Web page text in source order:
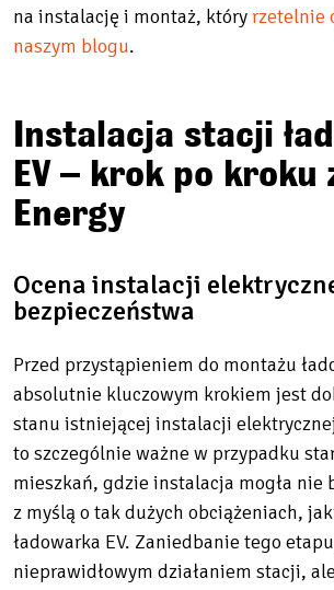
na instalację i montaż, który rzetelnie
naszym blogu.
Instalacja stacji
EV – krok po kroku
Energy
Ocena instalacji
bezpieczeństwa
Przed przystąpieniem do montażu
absolutnie kluczowym krokiem jest
stanu istniejącej instalacji
to szczególnie ważne w przypadku
mieszkań, gdzie instalacja mogła nie
z myślą o tak dużych obciążeniach,
ładowarka EV. Zaniedbanie tego
nieprawidłowym działaniem stacji,